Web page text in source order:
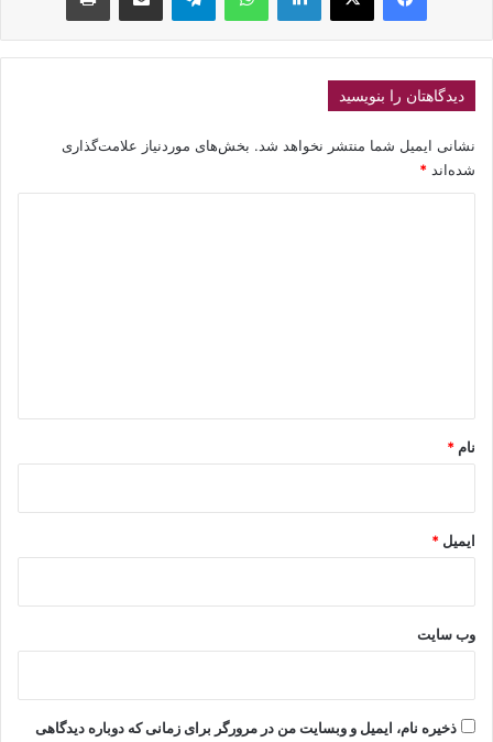
دیدگاهتان را بنویسید
نشانی ایمیل شما منتشر نخواهد شد. بخش‌های موردنیاز علامت‌گذاری
شده‌اند *
نام *
ایمیل *
وب‌ سایت
ذخیره نام، ایمیل و وبسایت من در مرورگر برای زمانی که دوباره دیدگاهی